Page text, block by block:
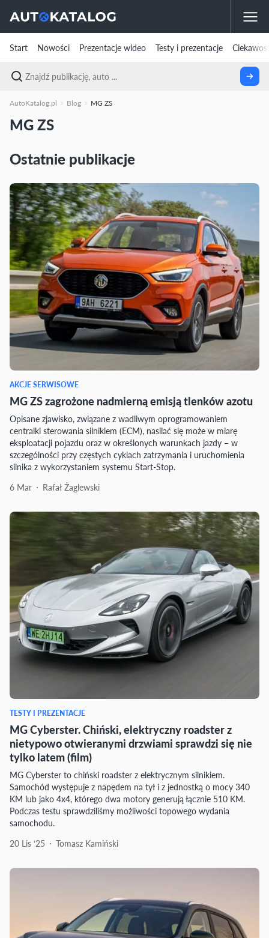
Start Nowości Prezentacje wideo Testy i prezentacje
AutoKatalog.pl Blog MG ZS
MG ZS
Ostatnie publikacje
AKCJE SERWISOWE
MG ZS zagrożone nadmierną emisją tlenków azotu
Opisane zjawisko, związane z wadliwym oprogramowaniem
centralki sterowania silnikiem (ECM), nasilać się może w miarę
eksploatacji pojazdu oraz w określonych warunkach jazdy – w
szczególności przy częstych cyklach zatrzymania i uruchomienia
silnika z wykorzystaniem systemu Start-Stop.
6 Mar
Rafał Żaglewski
TESTY I PREZENTACJE
MG Cyberster. Chiński, elektryczny roadster z
nietypowo otwieranymi drzwiami sprawdzi się nie
tylko latem (film)
MG Cyberster to chiński roadster z elektrycznym silnikiem.
Samochód występuje z napędem na tył i z jednostką o mocy 340
KM lub jako 4x4, którego dwa motory generują łącznie 510 KM.
Podczas testu sprawdziliśmy możliwości topowego wydania
samochodu.
20 Lis ‘25
Tomasz Kamiński